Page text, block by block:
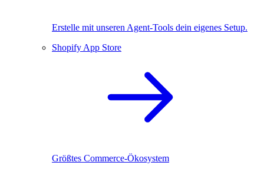
Erstelle mit unseren Agent-Tools dein eigenes Setup.
Shopify App Store
Größtes Commerce-Ökosystem